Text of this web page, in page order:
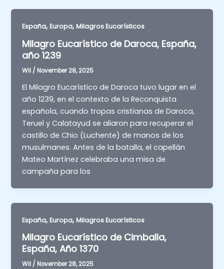
España,Europa,Milagros Eucarísticos
Milagro Eucarístico de Daroca, España,
año 1239
Wil / November 28, 2025
El Milagro Eucarístico de Daroca tuvo lugar en el
año 1239, en el contexto de la Reconquista
española, cuando tropas cristianas de Daroca,
Teruel y Calatayud se aliaron para recuperar el
castillo de Chio (Luchente) de manos de los
musulmanes. Antes de la batalla, el capellán
Mateo Martínez celebraba una misa de
campaña para los
España,Europa,Milagros Eucarísticos
Milagro Eucarístico de Cimballa,
España, Año 1370
Wil / November 28, 2025